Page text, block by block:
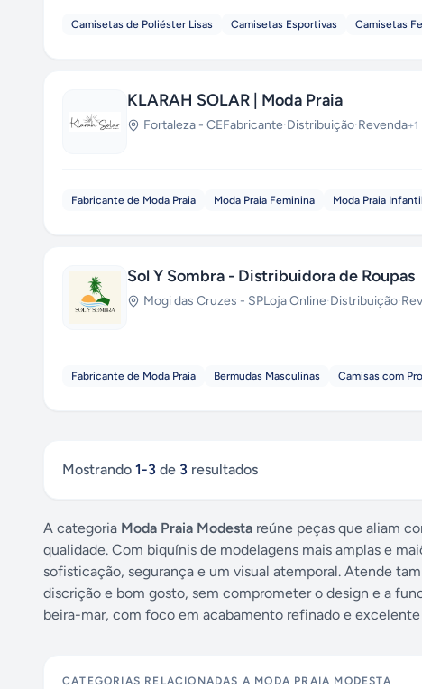
Camisetas de Poliéster Lisas Camisetas Esportivas Camisetas
KLARAH SOLAR | Moda Praia
Fortaleza - CEFabricante·Distribuição·Revenda+1
Fabricante de Moda Praia Moda Praia Feminina Moda Praia Infantil
Sol Y Sombra - Distribuidora de Roupas
Mogi das Cruzes - SPLoja Online·Distribuição·
Fabricante de Moda Praia Bermudas Masculinas Camisas com
Mostrando 1-3 de 3 resultados
A categoria Moda Praia Modesta reúne peças que aliam
qualidade. Com biquínis de modelagens mais amplas e
sofisticação, segurança e um visual atemporal. Atende
discrição e bom gosto, sem comprometer o design e a
beira-mar, com foco em acabamento refinado e
CATEGORIAS RELACIONADAS A MODA PRAIA MODESTA